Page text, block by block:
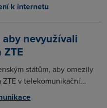
k internetu
nevyužívali
státům, aby omezily
v telekomunikační...